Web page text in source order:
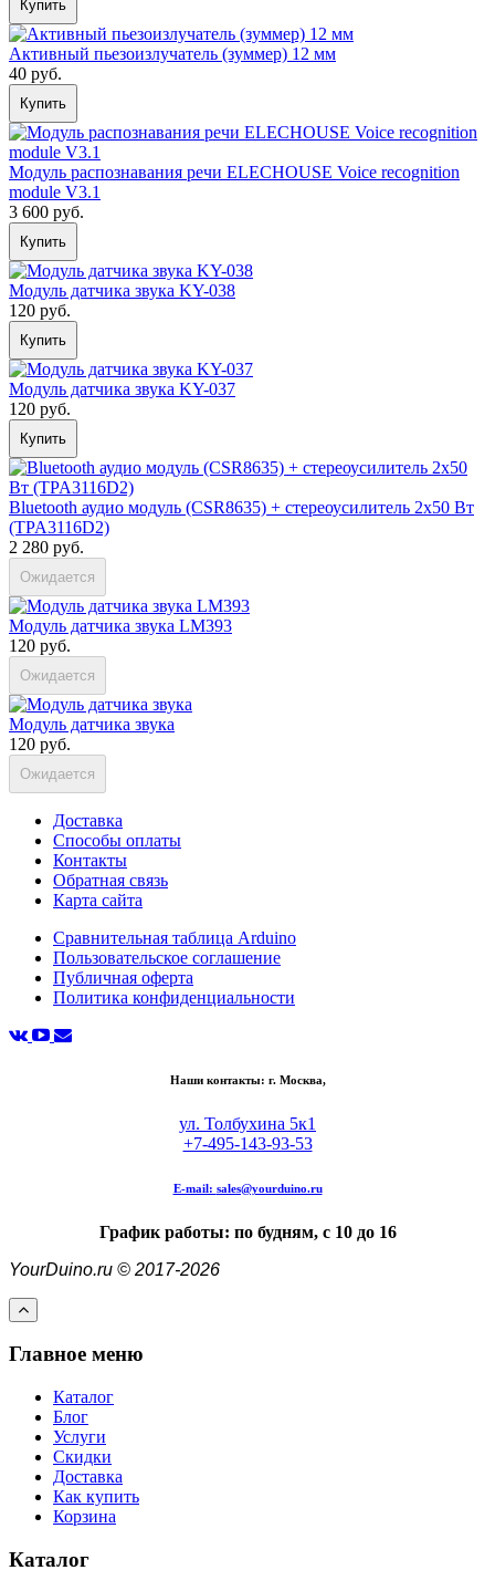
Купить
Активный пьезоизлучатель (зуммер) 12 мм
40 руб.
Купить
Модуль распознавания речи ELECHOUSE Voice recognition
module V3.1
3 600 руб.
Купить
Модуль датчика звука KY-038
120 руб.
Купить
Модуль датчика звука KY-037
120 руб.
Купить
Bluetooth аудио модуль (CSR8635) + стереоусилитель 2х50 Вт
(TPA3116D2)
2 280 руб.
Ожидается
Модуль датчика звука LM393
120 руб.
Ожидается
Модуль датчика звука
120 руб.
Ожидается
Доставка
Способы оплаты
Контакты
Обратная связь
Карта сайта
Сравнительная таблица Arduino
Пользовательское соглашение
Публичная оферта
Политика конфиденциальности
Наши контакты: г. Москва,
ул. Толбухина 5к1
+7-495-143-93-53
E-mail: sales@yourduino.ru
График работы: по будням, с 10 до 16
YourDuino.ru © 2017-2026
Главное меню
Каталог
Блог
Услуги
Скидки
Доставка
Как купить
Корзина
Каталог